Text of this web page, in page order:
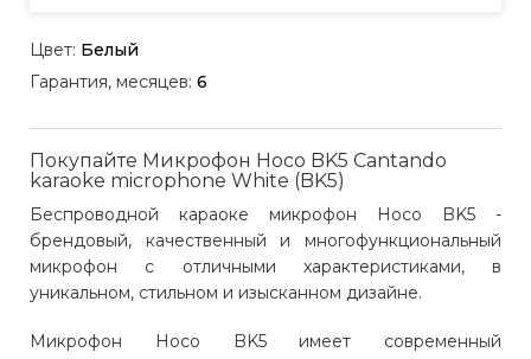
Цвет: Белый
Гарантия, месяцев: 6
Покупайте Микрофон Hoco BK5 Cantando
karaoke microphone White (BK5)
Беспроводной караоке микрофон Hoco BK5 -
брендовый, качественный и многофункциональный
микрофон с отличными характеристиками, в
уникальном, стильном и изысканном дизайне.
Микрофон Hoco BK5 имеет современный